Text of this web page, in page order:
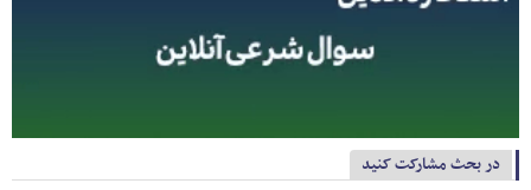
در بحث مشارکت کنید